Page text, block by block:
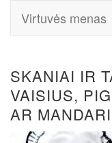
Virtuvės menas
SKANIAI IR
VAISIUS,
AR